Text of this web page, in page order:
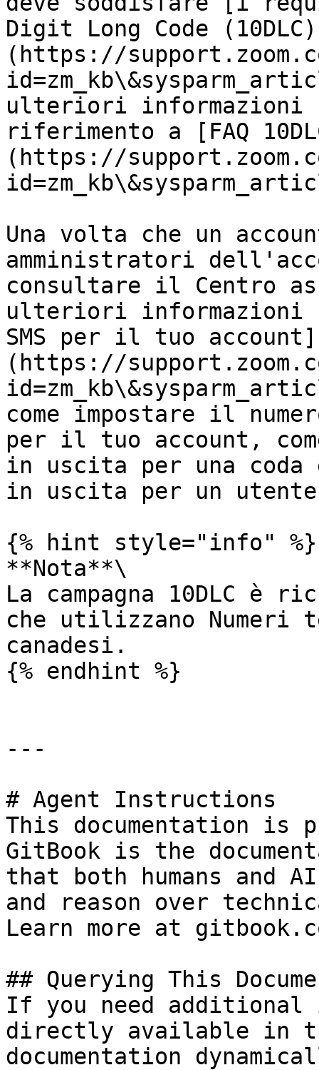
Digit Long Code
(https://
ulteriori informazioni
riferimento a [FAQ
(https://
Una volta che un
amministratori
consultare il Centro
ulteriori informazioni
SMS per il tuo account]
(https://
come impostare il
per il tuo account,
in uscita per una coda
in uscita per un
{% hint style="info" %}
**Nota**\
La campagna 10DLC è
che utilizzano
canadesi.
{% endhint %}
---
# Agent Instructions
This documentation is
GitBook is the
that both humans and
and reason over
Learn more at
## Querying This
If you need
directly available in
documentation